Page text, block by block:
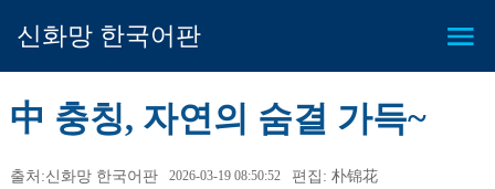
신화망 한국어판
中 충칭, 자연의 숨결 가득~
출처:신화망 한국어판 2026-03-19 08:50:52 편집: 朴锦花